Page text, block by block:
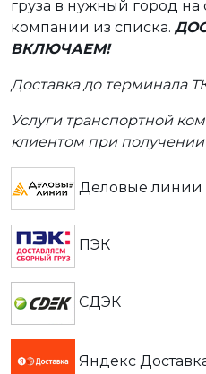
груза в нужный город на
компании из списка.
ВКЛЮЧАЕМ!
Доставка до терминала
Услуги транспортной
клиентом при получении
Деловые
ПЭК
СДЭК
Яндекс